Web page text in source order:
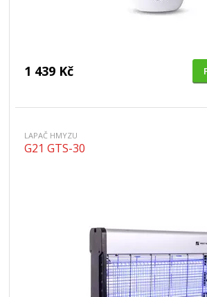
1 439 Kč
LAPAČ HMYZU
G21 GTS-30